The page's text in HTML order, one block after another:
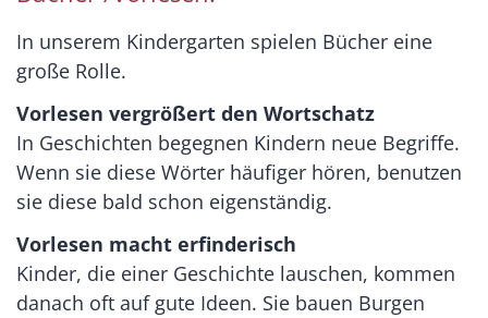
In unserem Kindergarten spielen Bücher eine
große Rolle.
Vorlesen vergrößert den Wortschatz
In Geschichten begegnen Kindern neue Begriffe.
Wenn sie diese Wörter häufiger hören, benutzen
sie diese bald schon eigenständig.
Vorlesen macht erfinderisch
Kinder, die einer Geschichte lauschen, kommen
danach oft auf gute Ideen. Sie bauen Burgen